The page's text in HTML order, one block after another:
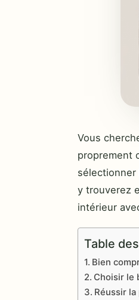
Vous
proprement
y trouverez
intérieur
Table
Bien
Choisir le
Réussir